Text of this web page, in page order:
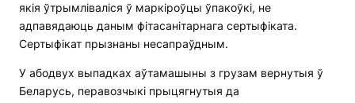
якія ўтрымліваліся ў маркіроўцы ўпакоўкі, не
адпавядаюць даным фітасанітарнага сертыфіката.
Сертыфікат прызнаны несапраўдным.
У абодвух выпадках аўтамашыны з грузам вернутыя ў
Беларусь, перавозчыкі прыцягнутыя да